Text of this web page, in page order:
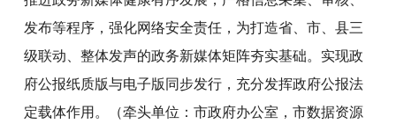
发布等程序，强化网络安全责任，为打造省、市、县三
级联动、整体发声的政务新媒体矩阵夯实基础。实现政
府公报纸质版与电子版同步发行，充分发挥政府公报法
定载体作用。（牵头单位：市政府办公室，市数据资源